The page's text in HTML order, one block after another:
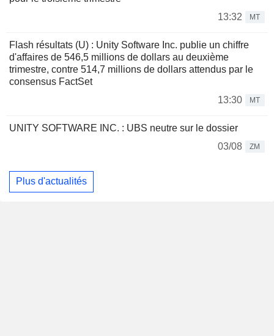
13:32
MT
Flash résultats (U) : Unity Software Inc. publie un chiffre
d'affaires de 546,5 millions de dollars au deuxième
trimestre, contre 514,7 millions de dollars attendus par le
consensus FactSet
13:30
MT
UNITY SOFTWARE INC. : UBS neutre sur le dossier
03/08
ZM
Plus d'actualités